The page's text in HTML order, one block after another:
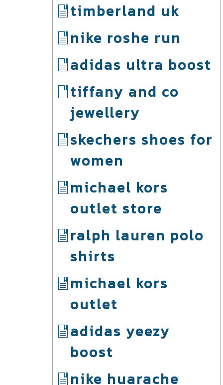
timberland uk
nike roshe run
adidas ultra boost
tiffany and co
jewellery
skechers shoes for
women
michael kors
outlet store
ralph lauren polo
shirts
michael kors
outlet
adidas yeezy
boost
nike huarache